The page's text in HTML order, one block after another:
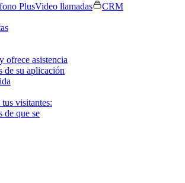
PlusVideo llamadas
CRM
ofrece asistencia
de su aplicación
visitantes:
de que se